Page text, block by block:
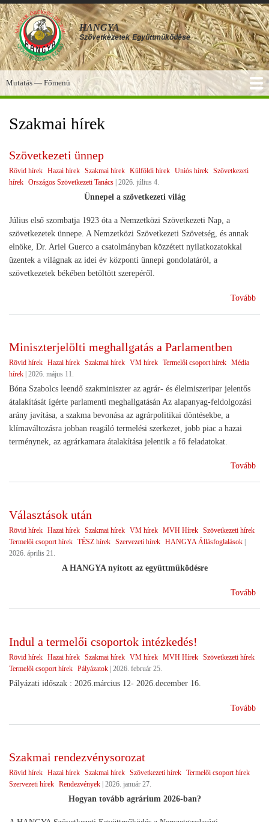
Ugrás
a
tartalomra
HANGYA
Szövetkezetek Együttműködése
Főmenü
Mutatás — Főmenü
Szakmai hírek
Szövetkezeti ünnep
Rövid hírek Hazai hírek Szakmai hírek Külföldi hírek Uniós hírek Szövetkezeti
hírek Országos Szövetkezeti Tanács 2026. július 4.
Ünnepel a szövetkezeti világ
Július első szombatja 1923 óta a Nemzetközi Szövetkezeti Nap, a
szövetkezetek ünnepe. A Nemzetközi Szövetkezeti Szövetség, és annak
elnöke, Dr. Ariel Guerco a csatolmányban közzétett nyilatkozatokkal
üzentek a világnak az idei év központi ünnepi gondolatáról, a
szövetkezetek békében betöltött szerepéről.
Tovább
Miniszterjelölti meghallgatás a Parlamentben
Rövid hírek Hazai hírek Szakmai hírek VM hírek Termelői csoport hírek Média
hírek | 2026. május 11.
Bóna Szabolcs leendő szakminiszter az agrár- és élelmiszeripar jelentős
átalakítását ígérte parlamenti meghallgatásán Az alapanyag-feldolgozási
arány javítása, a szakma bevonása az agrárpolitikai döntésekbe, a
klímaváltozásra jobban reagáló termelési szerkezet, jobb piac a hazai
terménynek, az agrárkamara átalakítása jelentik a fő feladatokat.
Tovább
Választások után
Rövid hírek Hazai hírek Szakmai hírek VM hírek MVH Hírek Szövetkezeti hírek
Termelői csoport hírek TÉSZ hírek Szervezeti hírek HANGYA Állásfoglalások
2026. április 21.
A HANGYA nyitott az együttműködésre
Tovább
Indul a termelői csoportok intézkedés!
Rövid hírek Hazai hírek Szakmai hírek VM hírek MVH Hírek Szövetkezeti hírek
Termelői csoport hírek Pályázatok 2026. február 25.
Pályázati időszak : 2026.március 12- 2026.december 16.
Tovább
Szakmai rendezvénysorozat
Rövid hírek Hazai hírek Szakmai hírek Szövetkezeti hírek Termelői csoport hírek
Szervezeti hírek Rendezvények 2026. január 27.
Hogyan tovább agrárium 2026-ban?